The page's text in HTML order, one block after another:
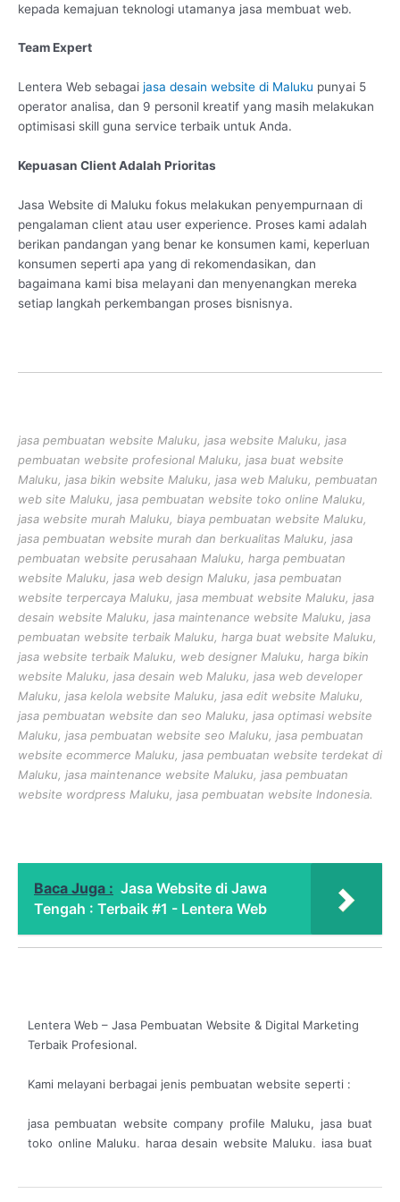
kepada kemajuan teknologi utamanya jasa membuat web.
Team Expert
Lentera Web sebagai jasa desain website di Maluku punyai 5
operator analisa, dan 9 personil kreatif yang masih melakukan
optimisasi skill guna service terbaik untuk Anda.
Kepuasan Client Adalah Prioritas
Jasa Website di Maluku fokus melakukan penyempurnaan di
pengalaman client atau user experience. Proses kami adalah
berikan pandangan yang benar ke konsumen kami, keperluan
konsumen seperti apa yang di rekomendasikan, dan
bagaimana kami bisa melayani dan menyenangkan mereka
setiap langkah perkembangan proses bisnisnya.
jasa pembuatan website Maluku, jasa website Maluku, jasa
pembuatan website profesional Maluku, jasa buat website
Maluku, jasa bikin website Maluku, jasa web Maluku, pembuatan
web site Maluku, jasa pembuatan website toko online Maluku,
jasa website murah Maluku, biaya pembuatan website Maluku,
jasa pembuatan website murah dan berkualitas Maluku, jasa
pembuatan website perusahaan Maluku, harga pembuatan
website Maluku, jasa web design Maluku, jasa pembuatan
website terpercaya Maluku, jasa membuat website Maluku, jasa
desain website Maluku, jasa maintenance website Maluku, jasa
pembuatan website terbaik Maluku, harga buat website Maluku,
jasa website terbaik Maluku, web designer Maluku, harga bikin
website Maluku, jasa desain web Maluku, jasa web developer
Maluku, jasa kelola website Maluku, jasa edit website Maluku,
jasa pembuatan website dan seo Maluku, jasa optimasi website
Maluku, jasa pembuatan website seo Maluku, jasa pembuatan
website ecommerce Maluku, jasa pembuatan website terdekat di
Maluku, jasa maintenance website Maluku, jasa pembuatan
website wordpress Maluku, jasa pembuatan website Indonesia.
Baca Juga : Jasa Website di Jawa
Tengah : Terbaik #1 - Lentera Web
Lentera Web – Jasa Pembuatan Website & Digital Marketing
Terbaik Profesional.
Kami melayani berbagai jenis pembuatan website seperti :
jasa pembuatan website company profile Maluku, jasa buat
toko online Maluku, harga desain website Maluku, jasa buat